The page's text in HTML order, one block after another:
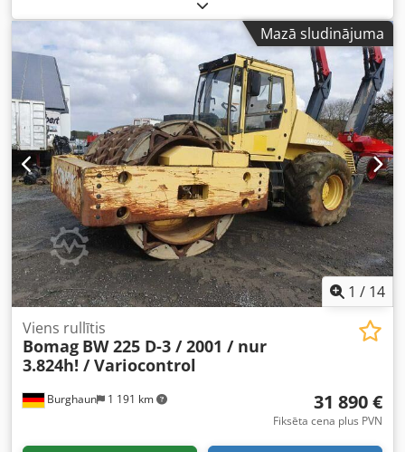
Mazā sludinājuma
1 / 14
Burghaun 1 191 km
Viens rullītis
Bomag BW 225 D-3 / 2001 / nur
3.824h! / Variocontrol
31 890 €
Fiksēta cena plus PVN